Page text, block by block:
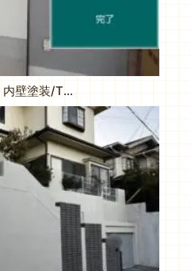
堺市南区/ガレージ天井・内壁塗装/T様施工事例